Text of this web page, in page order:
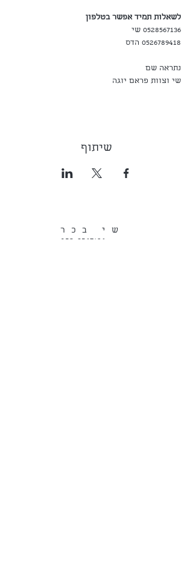
לשאלות תמיד אפשר בטלפון
0528567136 שי
0526789418 הדס
נתראה שם
שי וצוות פראם יוגה
שיתוף
שי בכר
052-8567136